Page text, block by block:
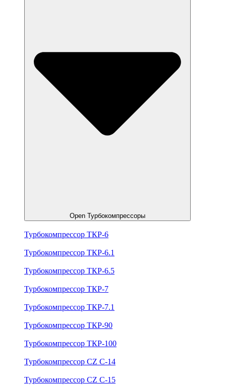
Open Турбокомпрессоры
Турбокомпрессор ТКР-6
Турбокомпрессор ТКР-6.1
Турбокомпрессор ТКР-6.5
Турбокомпрессор ТКР-7
Турбокомпрессор ТКР-7.1
Турбокомпрессор ТКР-90
Турбокомпрессор ТКР-100
Турбокомпрессор CZ C-14
Турбокомпрессор CZ C-15